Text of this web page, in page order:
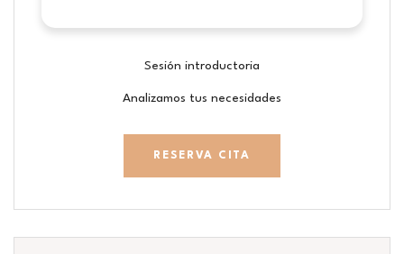
Sesión introductoria
Analizamos tus necesidades
RESERVA CITA